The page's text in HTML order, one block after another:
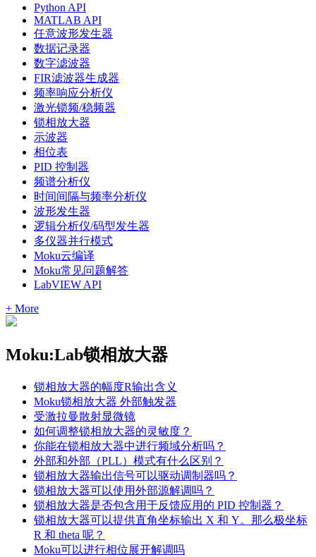
Python API
MATLAB API
任意波形发生器
数据记录器
数字滤波器
FIR滤波器生成器
频率响应分析仪
激光锁频/稳频器
锁相放大器
示波器
相位表
PID 控制器
频谱分析仪
时间间隔与频率分析仪
波形发生器
逻辑分析仪/码型发生器
多仪器并行模式
Moku云编译
Moku常见问题解答
LabVIEW API
+ More
Moku:Lab锁相放大器
锁相放大器的幅度R输出含义
Moku锁相放大器 外部触发器
受激拉曼散射显微镜
如何调整锁相放大器的灵敏度？
你能在锁相放大器中进行频域分析吗？
外部和外部（PLL）模式有什么区别？
锁相放大器输出信号可以驱动调制器吗？
锁相放大器可以使用外部源解调吗？
锁相放大器是否包含用于反馈应用的 PID 控制器？
锁相放大器可以提供直角坐标输出 X 和 Y。那么极坐标
R 和 theta 呢？
Moku可以进行相位展开解调吗